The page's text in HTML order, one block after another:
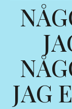
JAG